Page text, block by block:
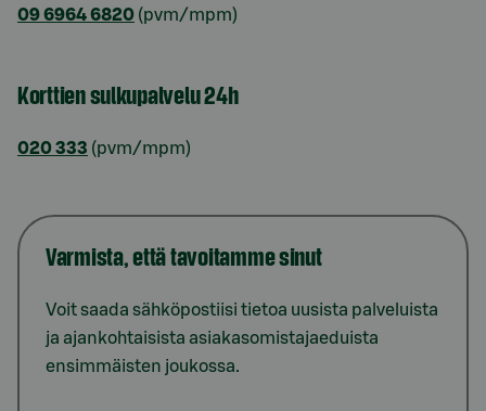
09 6964 6820 (pvm/mpm)
Korttien sulkupalvelu 24h
020 333 (pvm/mpm)
Varmista, että tavoitamme sinut
Voit saada sähköpostiisi tietoa uusista palveluista
ja ajankohtaisista asiakasomistajaeduista
ensimmäisten joukossa.